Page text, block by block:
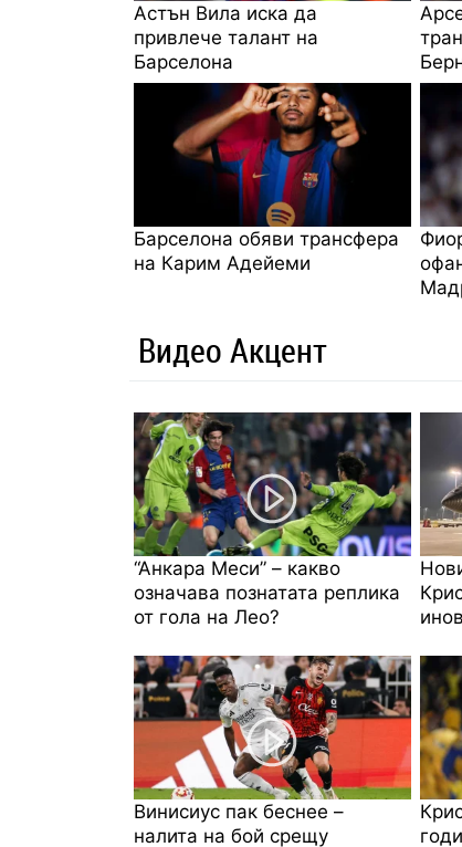
Астън Вила иска да
привлече талант на
Барселона
Барселона обяви трансфера
на Карим Адейеми
Видео Акцент
“Анкара Меси” – какво
означава познатата реплика
от гола на Лео?
Винисиус пак беснее –
налита на бой срещу